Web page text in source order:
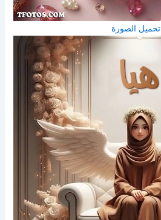
تحميل الصورة